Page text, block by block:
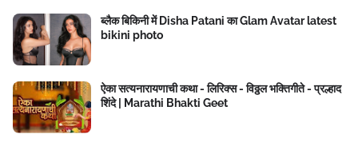
ब्लैक बिकिनी में Disha Patani का Glam Avatar latest
bikini photo
ऐका सत्यनारायणाची कथा - लिरिक्स - विठ्ठल भक्तिगीते - प्रल्हाद
शिंदे | Marathi Bhakti Geet